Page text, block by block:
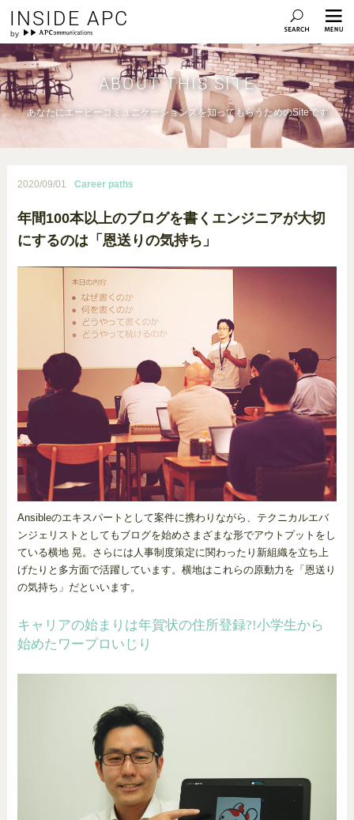
INSIDE APC
ABOUT THIS SITE
あなたにエーピーコミュニケーションズを知ってもらうためのSiteです
2020/09/01 Career paths
年間100本以上のブログを書くエンジニアが大切
にするのは「恩送りの気持ち」
Ansibleのエキスパートとして案件に携わりながら、テクニカルエバ
ンジェリストとしてもブログを始めさまざまな形でアウトプットをし
ている横地 晃。さらには人事制度策定に関わったり新組織を立ち上
げたりと多方面で活躍しています。横地はこれらの原動力を「恩送り
の気持ち」だといいます。
キャリアの始まりは年賀状の住所登録?!小学生から
始めたワープロいじり